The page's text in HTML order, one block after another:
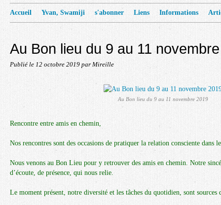
Accueil Yvan, Swamiji s'abonner Liens Informations
Au Bon lieu du 9 au 11
Publié le 12 octobre 2019 par Mireille
Au Bon lieu du 9 au 11 novembre 2019
Rencontre entre amis en chemin,
Nos rencontres sont des occasions de pratiquer la relation consciente dans
Nous venons au Bon Lieu pour y retrouver des amis en chemin. Notre
d’écoute, de présence, qui nous relie.
Le moment présent, notre diversité et les tâches du quotidien, sont sources